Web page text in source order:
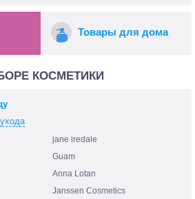
Товары для дома
КОСМЕТИКИ
jane iredale
Guam
Anna Lotan
Janssen Cosmetics